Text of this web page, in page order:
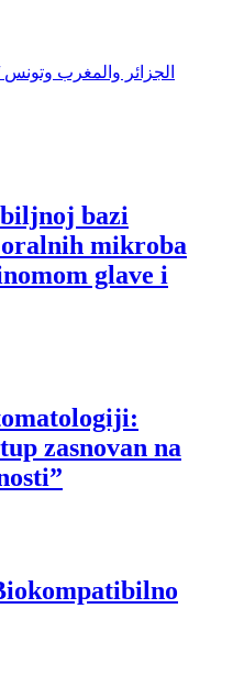
/ الجزائر والمغرب وتونس
bazi
mikroba
glave i
zasnovan na